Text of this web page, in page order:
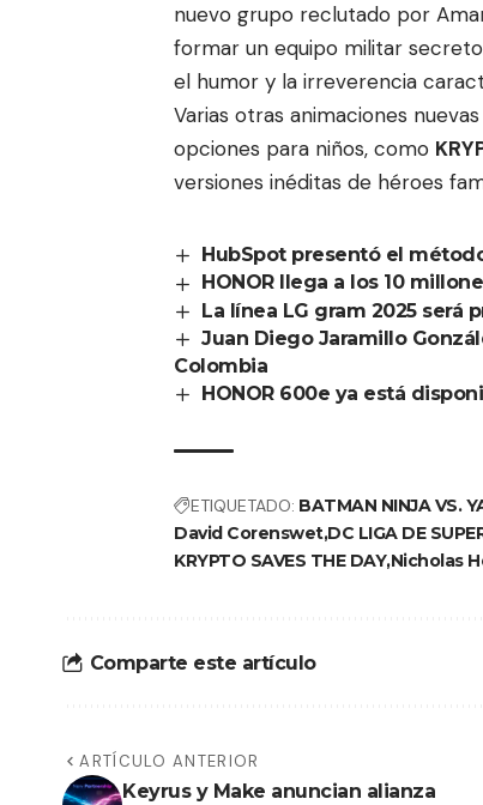
nuevo grupo reclutado por
formar un equipo militar
el humor y la irreverencia
Varias otras animaciones
opciones para niños, como
versiones inéditas de héroes
HubSpot presentó el
HONOR llega a los 10
La línea LG gram 2025 será
Juan Diego Jaramillo
Colombia
HONOR 600e ya está
ETIQUETADO: BATMAN NINJA VS.
David CorenswetDC LIGA DE
KRYPTO SAVES THE DAYNicholas
Comparte este artículo
ARTÍCULO ANTERIOR
Keyrus y Make anuncian alianza